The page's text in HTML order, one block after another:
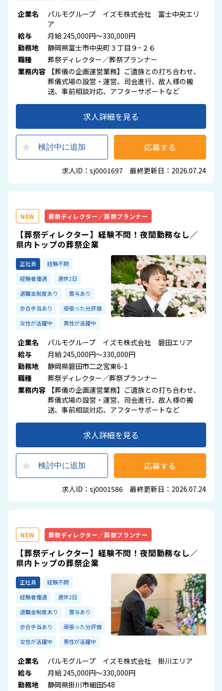
企業名
パルモグループ イズモ株式会社 富士中央エリ
ア
給与
月給 245,000円～330,000円
勤務地
静岡県富士市中央町３丁目９−２６
職種
葬祭ディレクター／葬祭プランナー
業務内容
【葬儀の企画運営業務】ご遺族との打ち合わせ、
葬儀式場の設営・運営、司会進行、故人様の搬
送、事前相談対応、アフターサポートなど
求人詳細を見る
検討中に追加 応募する
求人ID：sj0001697 最終更新日：2026.07.24
NEW 葬祭ディレクター／葬祭プランナー
【葬祭ディレクター】経験不問！夜間勤務なし／
県内トップの葬祭企業
正社員
経験不問
経験者優遇
週休2日
退職金制度あり
賞与あり
歩合手当あり
頑張った分評価
女性が活躍中
男性が活躍中
企業名
パルモグループ イズモ株式会社 磐田エリア
給与
月給 245,000円～330,000円
勤務地
静岡県磐田市二之宮東6-1
職種
葬祭ディレクター／葬祭プランナー
業務内容
【葬儀の企画運営業務】ご遺族との打ち合わせ、
葬儀式場の設営・運営、司会進行、故人様の搬
送、事前相談対応、アフターサポートなど
求人詳細を見る
検討中に追加 応募する
求人ID：sj0001586 最終更新日：2026.07.24
NEW 葬祭ディレクター／葬祭プランナー
【葬祭ディレクター】経験不問！夜間勤務なし／
県内トップの葬祭企業
正社員
経験不問
経験者優遇
週休2日
退職金制度あり
賞与あり
歩合手当あり
頑張った分評価
女性が活躍中
男性が活躍中
企業名
パルモグループ イズモ株式会社 掛川エリア
給与
月給 245,000円～330,000円
勤務地
静岡県掛川市細田548